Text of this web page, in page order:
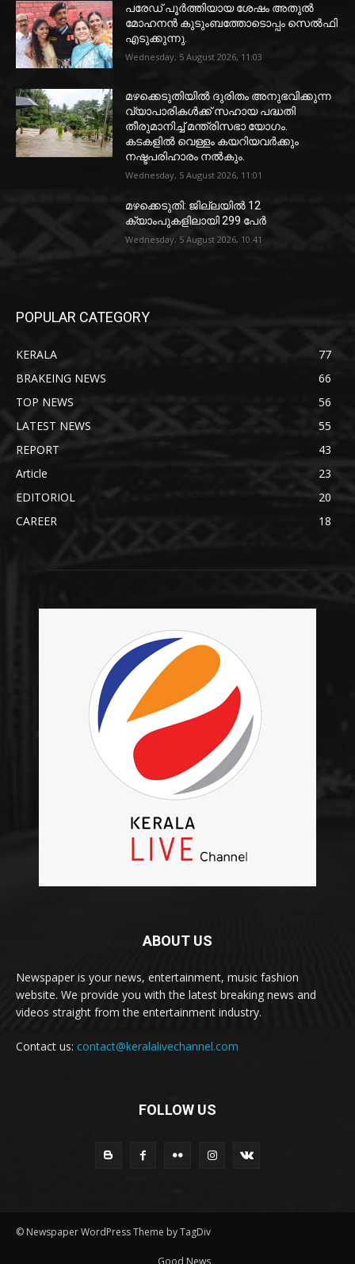
പരേഡ് പൂര്‍ത്തിയായ ശേഷം അതുൽ
മോഹനൻ കുടുംബത്തോടൊപ്പം സെൽഫി
എടുക്കുന്നു.
Wednesday, 5 August 2026, 11:03
മഴക്കെടുതിയിൽ ദുരിതം അനുഭവിക്കുന്ന
വ്യാപാരികൾക്ക് സഹായ പദ്ധതി
തീരുമാനിച്ച് മന്ത്രിസഭാ യോഗം.
കടകളിൽ വെള്ളം കയറിയവർക്കും
നഷ്ടപരിഹാരം നൽകും.
Wednesday, 5 August 2026, 11:01
മഴക്കെടുതി: ജില്ലയിൽ 12
ക്യാംപുകളിലായി 299 പേർ
Wednesday, 5 August 2026, 10:41
POPULAR CATEGORY
KERALA
77
BRAKEING NEWS
66
TOP NEWS
56
LATEST NEWS
55
REPORT
43
Article
23
EDITORIOL
20
CAREER
18
ABOUT US
Newspaper is your news, entertainment, music fashion
website. We provide you with the latest breaking news and
videos straight from the entertainment industry.
Contact us: contact@keralalivechannel.com
FOLLOW US
© Newspaper WordPress Theme by TagDiv
Good News